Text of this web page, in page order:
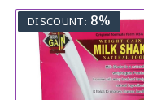
DISCOUNT: 8%